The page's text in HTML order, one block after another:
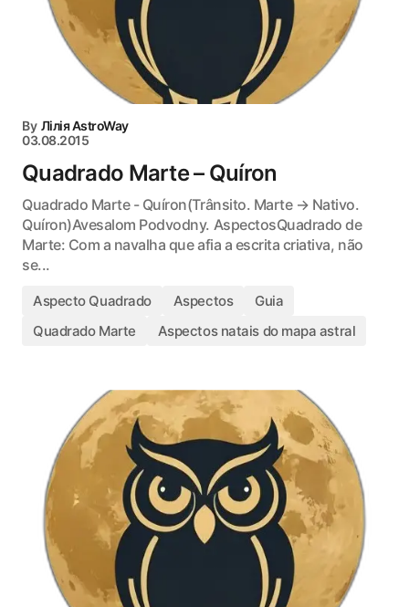
By Лілія AstroWay
03.08.2015
Quadrado Marte – Quíron
Quadrado Marte - Quíron(Trânsito. Marte → Nativo.
Quíron)Avesalom Podvodny. AspectosQuadrado de
Marte: Com a navalha que afia a escrita criativa, não
se...
Aspecto Quadrado Aspectos
Guia
Quadrado Marte
Aspectos natais do mapa astral